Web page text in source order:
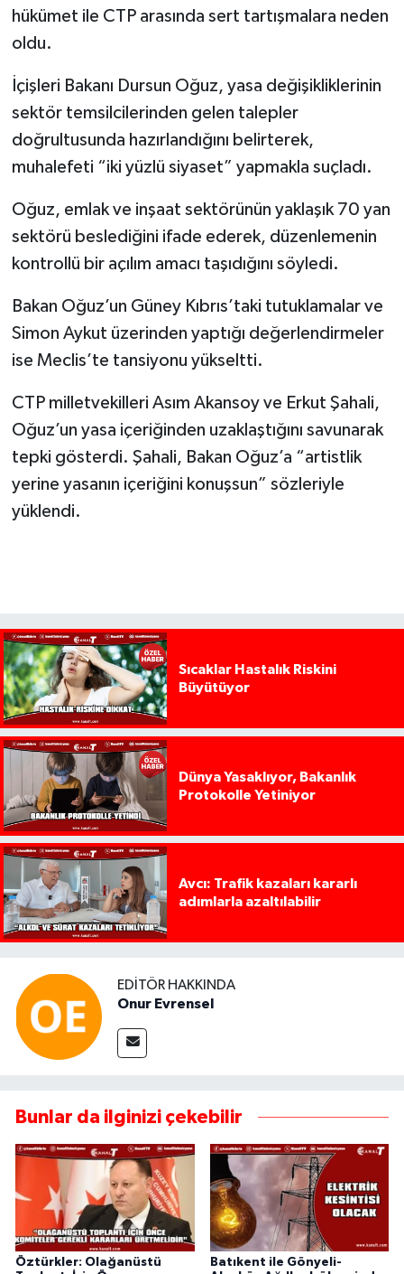
hükümet ile CTP arasında sert tartışmalara neden
oldu.
İçişleri Bakanı Dursun Oğuz, yasa değişikliklerinin
sektör temsilcilerinden gelen talepler
doğrultusunda hazırlandığını belirterek,
muhalefeti “iki yüzlü siyaset” yapmakla suçladı.
Oğuz, emlak ve inşaat sektörünün yaklaşık 70 yan
sektörü beslediğini ifade ederek, düzenlemenin
kontrollü bir açılım amacı taşıdığını söyledi.
Bakan Oğuz’un Güney Kıbrıs’taki tutuklamalar ve
Simon Aykut üzerinden yaptığı değerlendirmeler
ise Meclis’te tansiyonu yükseltti.
CTP milletvekilleri Asım Akansoy ve Erkut Şahali,
Oğuz’un yasa içeriğinden uzaklaştığını savunarak
tepki gösterdi. Şahali, Bakan Oğuz’a “artistlik
yerine yasanın içeriğini konuşsun” sözleriyle
yüklendi.
Sıcaklar Hastalık Riskini
Büyütüyor
Dünya Yasaklıyor, Bakanlık
Protokolle Yetiniyor
Avcı: Trafik kazaları kararlı
adımlarla azaltılabilir
EDITÖR HAKKINDA
Onur Evrensel
Bunlar da ilginizi çekebilir
Öztürkler: Olağanüstü
Batıkent ile Gönyeli-